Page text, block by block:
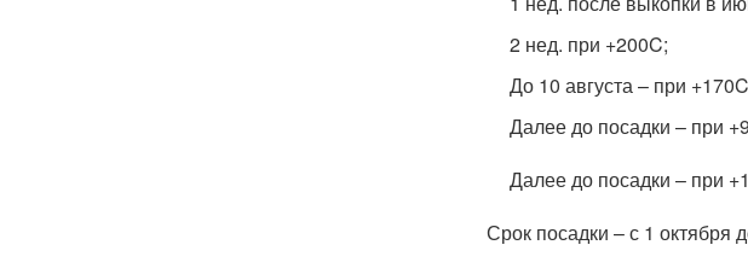
2 нед. при +200C;
До 10 августа – при +170
Далее до посадки – при
Далее до посадки – при
Срок посадки – с 1 октября